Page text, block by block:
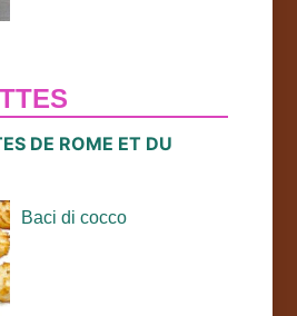
DE ROME ET DU
Baci di cocco